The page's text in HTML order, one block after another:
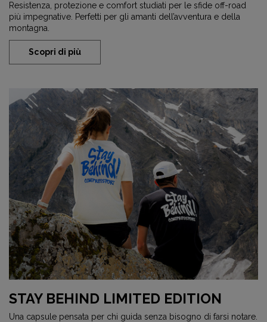
Resistenza, protezione e comfort studiati per le sfide off-road
più impegnative. Perfetti per gli amanti dell’avventura e della
montagna.
Scopri di più
STAY BEHIND LIMITED EDITION
Una capsule pensata per chi guida senza bisogno di farsi notare.